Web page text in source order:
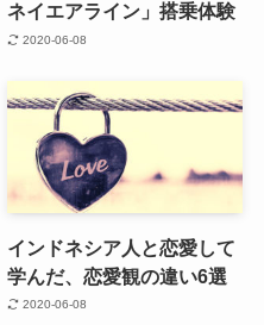
ネイエアライン」搭乗体験
2020-06-08
インドネシア人と恋愛して
学んだ、恋愛観の違い6選
2020-06-08